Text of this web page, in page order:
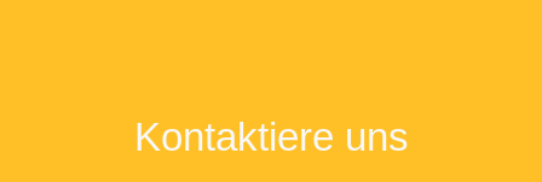
Kontaktiere uns